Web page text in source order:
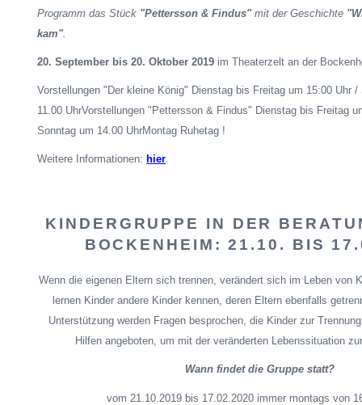
Programm das Stück "Pettersson & Findus"mit der Geschichte
kam".
20. September bis 20. Oktober 2019 im Theaterzelt an der
Vorstellungen "Der kleine König" Dienstag bis Freitag um 15:00 Uhr
11.00 UhrVorstellungen "Pettersson & Findus" Dienstag bis Freitag
Sonntag um 14.00 UhrMontag Ruhetag !
Weitere Informationen: hier
KINDERGRUPPE IN DER
BOCKENHEIM: 21.10. BIS
Wenn die eigenen Eltern sich trennen, verändert sich im Leben von
lernen Kinder andere Kinder kennen, deren Eltern ebenfalls
Unterstützung werden Fragen besprochen, die Kinder zur
Hilfen angeboten, um mit der veränderten Lebenssituation
Wann findet die Gruppe statt?
vom 21.10.2019 bis 17.02.2020 immer montags von